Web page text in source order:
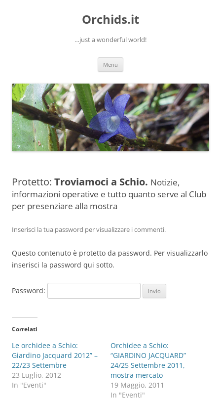
Orchids.it
…just a wonderful world!
Menu
Protetto: Troviamoci a Schio. Notizie,
informazioni operative e tutto quanto serve al Club
per presenziare alla mostra
Inserisci la tua password per visualizzare i commenti.
Questo contenuto è protetto da password. Per visualizzarlo
inserisci la password qui sotto.
Password:
Correlati
Le orchidee a Schio:
Giardino Jacquard 2012” –
22/23 Settembre
23 Luglio, 2012
In "Eventi"
Orchidee a Schio:
“GIARDINO JACQUARD”
24/25 Settembre 2011,
mostra mercato
19 Maggio, 2011
In "Eventi"